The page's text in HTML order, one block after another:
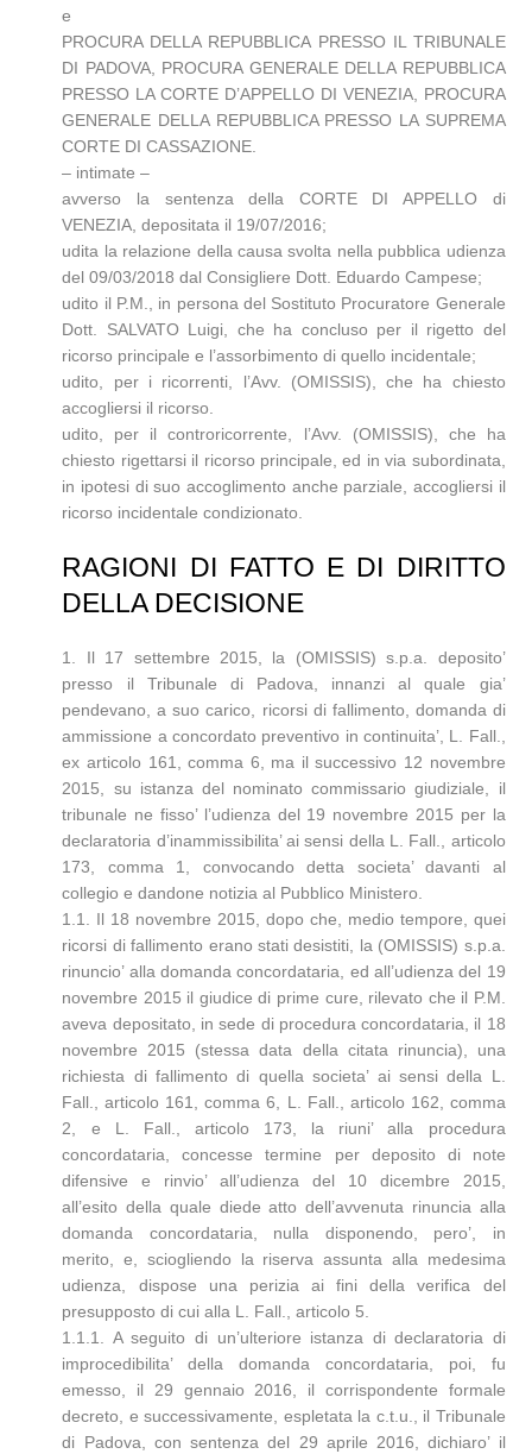
e
PROCURA DELLA REPUBBLICA PRESSO IL TRIBUNALE
DI PADOVA, PROCURA GENERALE DELLA REPUBBLICA
PRESSO LA CORTE D’APPELLO DI VENEZIA, PROCURA
GENERALE DELLA REPUBBLICA PRESSO LA SUPREMA
CORTE DI CASSAZIONE.
– intimate –
avverso la sentenza della CORTE DI APPELLO di
VENEZIA, depositata il 19/07/2016;
udita la relazione della causa svolta nella pubblica udienza
del 09/03/2018 dal Consigliere Dott. Eduardo Campese;
udito il P.M., in persona del Sostituto Procuratore Generale
Dott. SALVATO Luigi, che ha concluso per il rigetto del
ricorso principale e l’assorbimento di quello incidentale;
udito, per i ricorrenti, l’Avv. (OMISSIS), che ha chiesto
accogliersi il ricorso.
udito, per il controricorrente, l’Avv. (OMISSIS), che ha
chiesto rigettarsi il ricorso principale, ed in via subordinata,
in ipotesi di suo accoglimento anche parziale, accogliersi il
ricorso incidentale condizionato.
RAGIONI DI FATTO E DI DIRITTO
DELLA DECISIONE
1. Il 17 settembre 2015, la (OMISSIS) s.p.a. deposito’
presso il Tribunale di Padova, innanzi al quale gia’
pendevano, a suo carico, ricorsi di fallimento, domanda di
ammissione a concordato preventivo in continuita’, L. Fall.,
ex articolo 161, comma 6, ma il successivo 12 novembre
2015, su istanza del nominato commissario giudiziale, il
tribunale ne fisso’ l’udienza del 19 novembre 2015 per la
declaratoria d’inammissibilita’ ai sensi della L. Fall., articolo
173, comma 1, convocando detta societa’ davanti al
collegio e dandone notizia al Pubblico Ministero.
1.1. Il 18 novembre 2015, dopo che, medio tempore, quei
ricorsi di fallimento erano stati desistiti, la (OMISSIS) s.p.a.
rinuncio’ alla domanda concordataria, ed all’udienza del 19
novembre 2015 il giudice di prime cure, rilevato che il P.M.
aveva depositato, in sede di procedura concordataria, il 18
novembre 2015 (stessa data della citata rinuncia), una
richiesta di fallimento di quella societa’ ai sensi della L.
Fall., articolo 161, comma 6, L. Fall., articolo 162, comma
2, e L. Fall., articolo 173, la riuni’ alla procedura
concordataria, concesse termine per deposito di note
difensive e rinvio’ all’udienza del 10 dicembre 2015,
all’esito della quale diede atto dell’avvenuta rinuncia alla
domanda concordataria, nulla disponendo, pero’, in
merito, e, sciogliendo la riserva assunta alla medesima
udienza, dispose una perizia ai fini della verifica del
presupposto di cui alla L. Fall., articolo 5.
1.1.1. A seguito di un’ulteriore istanza di declaratoria di
improcedibilita’ della domanda concordataria, poi, fu
emesso, il 29 gennaio 2016, il corrispondente formale
decreto, e successivamente, espletata la c.t.u., il Tribunale
di Padova, con sentenza del 29 aprile 2016, dichiaro’ il